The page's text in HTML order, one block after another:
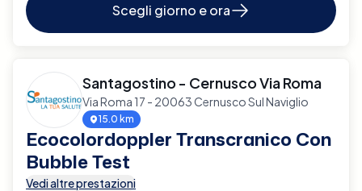
Scegli giorno e ora
Santagostino - Cernusco Via Roma
Via Roma 17 - 20063 Cernusco Sul Naviglio
15.0 km
Ecocolordoppler Transcranico Con
Bubble Test
Vedi altre prestazioni